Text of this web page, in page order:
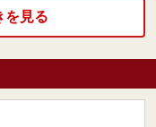
を見る